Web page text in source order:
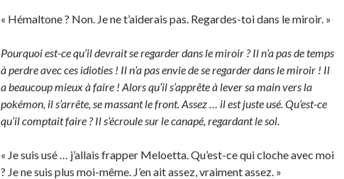
« Hémaltone ? Non. Je ne t’aiderais pas. Regardes-toi dans le miroir. »
Pourquoi est-ce qu’il devrait se regarder dans le miroir ? Il n’a pas de temps
à perdre avec ces idioties ! Il n’a pas envie de se regarder dans le miroir ! Il
a beaucoup mieux à faire ! Alors qu’il s’apprête à lever sa main vers la
pokémon, il s’arrête, se massant le front. Assez … il est juste usé. Qu’est-ce
qu’il comptait faire ? Il s’écroule sur le canapé, regardant le sol.
« Je suis usé … j’allais frapper Meloetta. Qu’est-ce qui cloche avec moi
? Je ne suis plus moi-même. J’en ait assez, vraiment assez. »